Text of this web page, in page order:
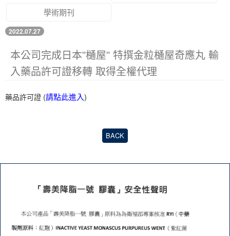
學術期刊
2022.07.27
本公司完成日本"樋屋" 特撰金粒樋屋奇應丸 輸
入藥品許可證移轉 取得全權代理
藥品許可證 (請點此進入)
BACK